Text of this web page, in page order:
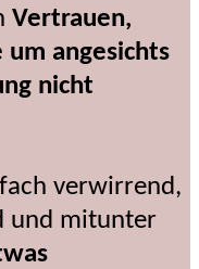
Vertrauen,
um angesichts
nicht
verwirrend,
und mitunter